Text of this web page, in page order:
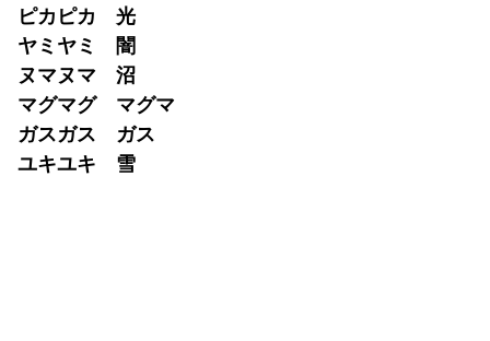
ピカピカ 光
ヤミヤミ 闇
ヌマヌマ 沼
マグマグ マグマ
ガスガス ガス
ユキユキ 雪